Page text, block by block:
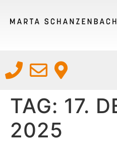
TAG: 17.
2025